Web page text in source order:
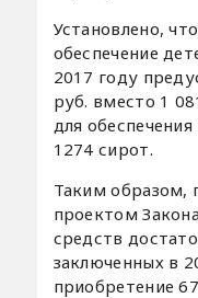
Установлено,
обеспечение
2017 году
руб. вместо 1
для
1274 сирот.
Таким образом,
проектом
средств
заключенных в
приобретение